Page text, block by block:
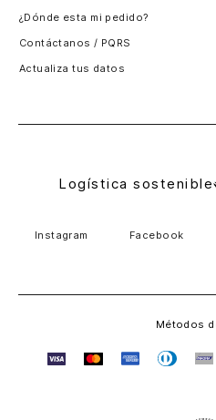
¿Dónde esta mi pedido?
Contáctanos / PQRS
Actualiza tus datos
Logística sostenible
Instagram Facebook
Métodos